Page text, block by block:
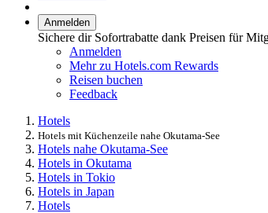
Anmelden
Sichere dir Sofortrabatte dank Preisen für
Anmelden
Mehr zu Hotels.com Rewards
Reisen buchen
Feedback
Hotels
Hotels mit Küchenzeile nahe Okutama-See
Hotels nahe Okutama-See
Hotels in Okutama
Hotels in Tokio
Hotels in Japan
Hotels